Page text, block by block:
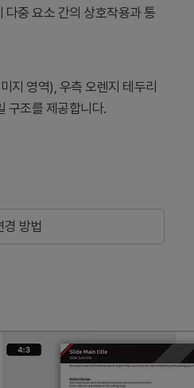
다중 요소 간의 상호작용과 통
지 영역), 우측 오렌지 테두리
구조를 제공합니다.
경 방법